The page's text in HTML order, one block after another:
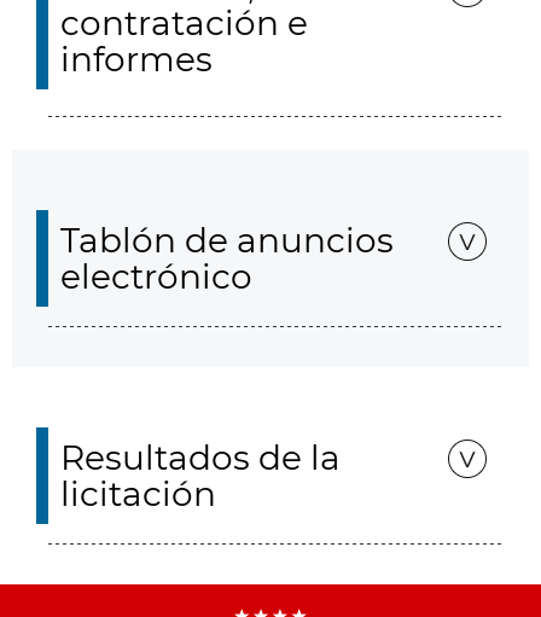
contratación e
informes
Tablón de anuncios
electrónico
Resultados de la
licitación